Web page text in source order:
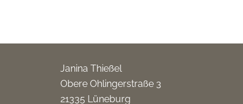
Janina Thießel
Obere Ohlingerstraße 3
21335 Lüneburg